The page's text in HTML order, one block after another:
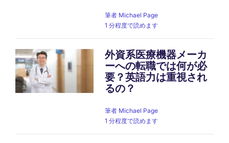
筆者 Michael Page
1 分程度で読めます
外資系医療機器メーカ
ーへの転職では何が必
要？英語力は重視され
るの？
筆者 Michael Page
1 分程度で読めます